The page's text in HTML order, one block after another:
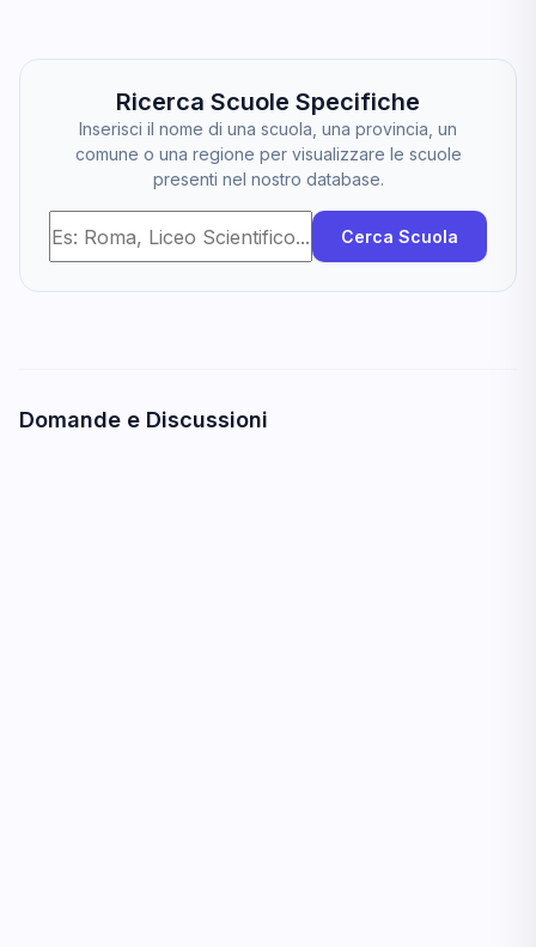
Ricerca Scuole Specifiche
Inserisci il nome di una scuola, una provincia, un
comune o una regione per visualizzare le scuole
presenti nel nostro database.
Cerca Scuola
Domande e Discussioni